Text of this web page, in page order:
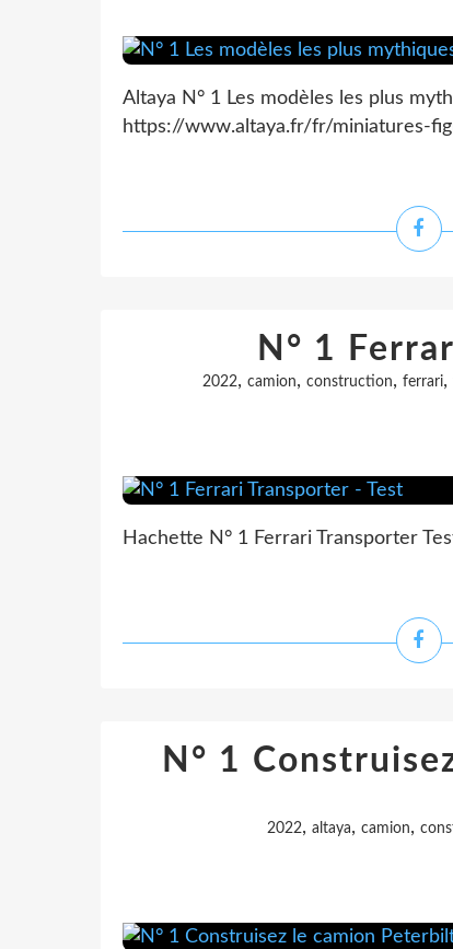
Altaya N° 1 Les modèles les plus
https://www.altaya.fr/fr/miniatures-
N° 1
2022, camion, construction, ferrari,
Hachette N° 1 Ferrari Transporter
N° 1
2022, altaya, camion,